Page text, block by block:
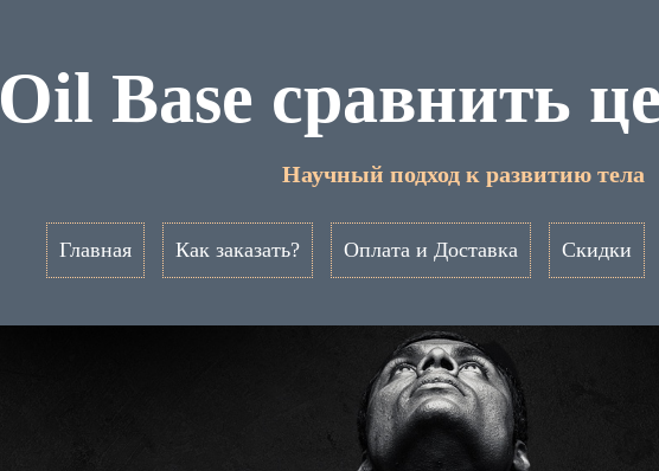
Oil Base сравнить
Научный подход к развитию тела
Главная Как заказать? Оплата и Доставка Скидки